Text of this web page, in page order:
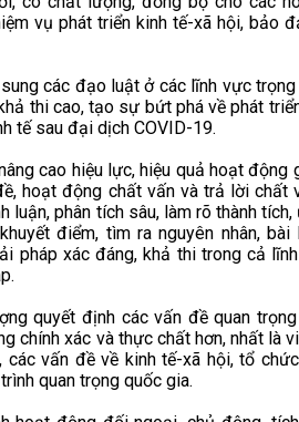
vụ phát triển kinh tế-xã hội, bảo
các đạo luật ở các lĩnh vực
thi cao, tạo sự bứt phá về phát
tế sau đại dịch COVID-19.
cao hiệu lực, hiệu quả hoạt động
hoạt động chất vấn và trả lời chất
luận, phân tích sâu, làm rõ thành
điểm, tìm ra nguyên nhân, bài
pháp xác đáng, khả thi trong cả
quyết định các vấn đề quan
chính xác và thực chất hơn, nhất là
các vấn đề về kinh tế-xã hội, tổ
quan trọng quốc gia.